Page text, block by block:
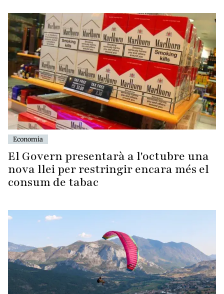
Economia
El Govern presentarà a l'octubre una
nova llei per restringir encara més el
consum de tabac